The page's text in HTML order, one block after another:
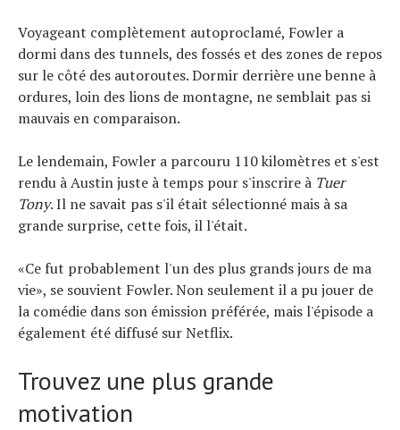
Voyageant complètement autoproclamé, Fowler a
dormi dans des tunnels, des fossés et des zones de repos
sur le côté des autoroutes. Dormir derrière une benne à
ordures, loin des lions de montagne, ne semblait pas si
mauvais en comparaison.
Le lendemain, Fowler a parcouru 110 kilomètres et s'est
rendu à Austin juste à temps pour s'inscrire à Tuer
Tony. Il ne savait pas s'il était sélectionné mais à sa
grande surprise, cette fois, il l'était.
«Ce fut probablement l'un des plus grands jours de ma
vie», se souvient Fowler. Non seulement il a pu jouer de
la comédie dans son émission préférée, mais l'épisode a
également été diffusé sur Netflix.
Trouvez une plus grande
motivation